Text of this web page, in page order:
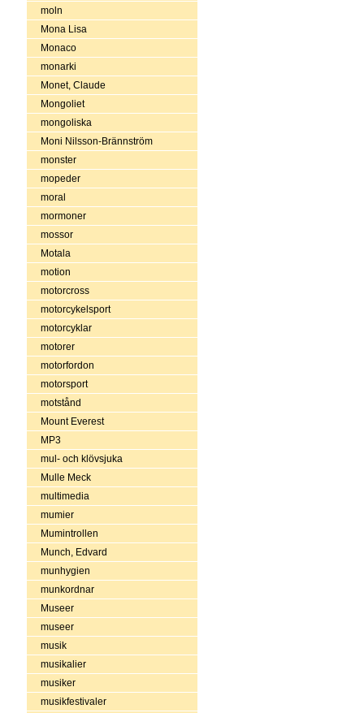
moln
Mona Lisa
Monaco
monarki
Monet, Claude
Mongoliet
mongoliska
Moni Nilsson-Brännström
monster
mopeder
moral
mormoner
mossor
Motala
motion
motorcross
motorcykelsport
motorcyklar
motorer
motorfordon
motorsport
motstånd
Mount Everest
MP3
mul- och klövsjuka
Mulle Meck
multimedia
mumier
Mumintrollen
Munch, Edvard
munhygien
munkordnar
Museer
museer
musik
musikalier
musiker
musikfestivaler